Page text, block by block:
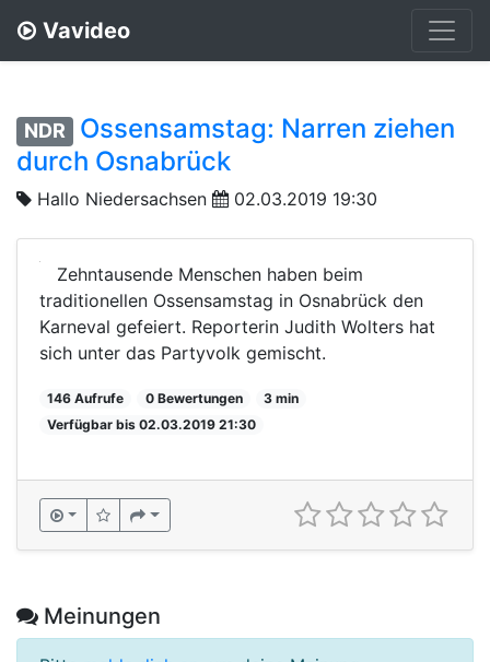
Vavideo
NDR
Ossensamstag: Narren ziehen
durch Osnabrück
Hallo Niedersachsen 02.03.2019 19:30
Zehntausende Menschen haben beim
traditionellen Ossensamstag in Osnabrück den
Karneval gefeiert. Reporterin Judith Wolters hat
sich unter das Partyvolk gemischt.
146 Aufrufe 0 Bewertungen
3 min
Verfügbar bis 02.03.2019 21:30
Meinungen